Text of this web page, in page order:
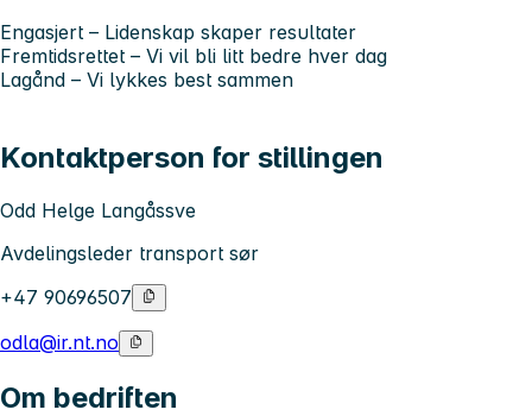
Engasjert – Lidenskap skaper resultater
Fremtidsrettet – Vi vil bli litt bedre hver dag
Lagånd – Vi lykkes best sammen
Kontaktperson for stillingen
Odd Helge Langåssve
Avdelingsleder transport sør
+47 90696507
odla@ir.nt.no
Om bedriften